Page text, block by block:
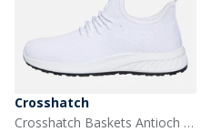
Crosshatch
Crosshatch Baskets Antioch Homme Blanc